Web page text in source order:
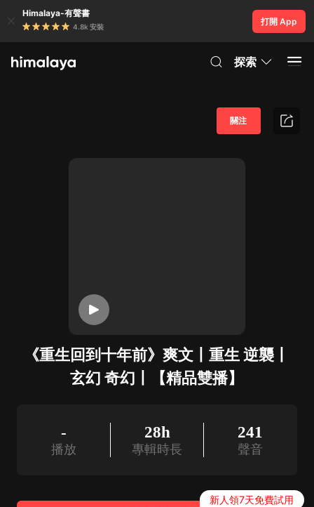
Himalaya-有聲書
4.8k 安裝
打開 App
探索
《重生回到十年前》爽文丨重生 逆襲丨
玄幻 奇幻丨【精品雙播】
關注
-
播放
28h
專輯時長
241
聲音
新人領7天免費試用